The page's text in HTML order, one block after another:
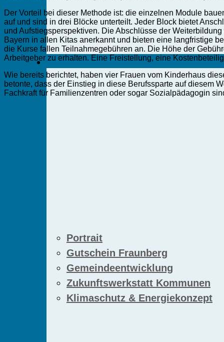
Gemeinde
Portrait
Gutschein Fraunberg
Gemeindeentwicklung
Zukunftswerkstatt Kommunen
Klimaschutz & Energiekonzept
Der Vorteil bei dieser Methode ist: die einzelnen Module
auf und sind in drei Blöcke unterteilt. Jeder Block bietet
und Aufstiegsperspektiven. Die Abschlüsse der Weiterbildung
Bayern in allen Kitas anerkannt und bieten eine langfristige
die Kurse fallen Teilnahmegebühren an. Die Höhe der
Arbeitgeber zu erhalten. Eine Freistellung, eine
Wie bereits berichtet, haben vier Frauen vom Kinderhaus
betonte, dass der Einstieg in diese Berufssparte auf diesem
Fachkraft für Familienzentren oder sogar Sozialpädagogin